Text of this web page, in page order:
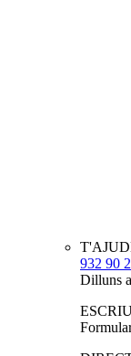
932 90
Dilluns